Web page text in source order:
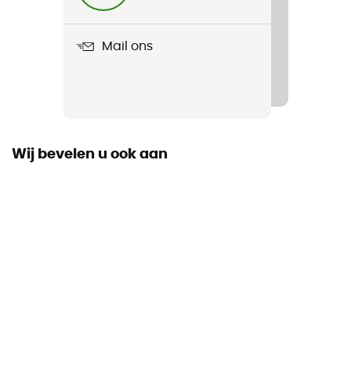
Mail ons
Wij bevelen u ook aan